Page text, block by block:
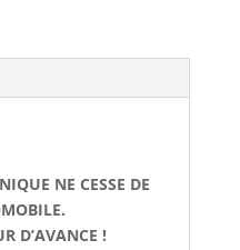
NE CESSE DE
D’AVANCE !